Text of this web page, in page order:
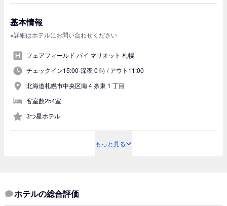
基本情報
※詳細はホテルにお問い合わせください
フェアフィールド バイ マリオット 札幌
チェックイン15:00-深夜 0 時 /アウト11:00
北海道札幌市中央区南 4 条東 1 丁目
客室数254室
3つ星ホテル
もっと見る
ホテルの総合評価